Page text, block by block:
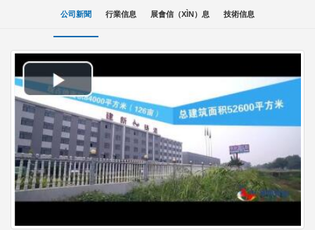
公司新聞 行業信息 展會信（XÌN）息 技術信息